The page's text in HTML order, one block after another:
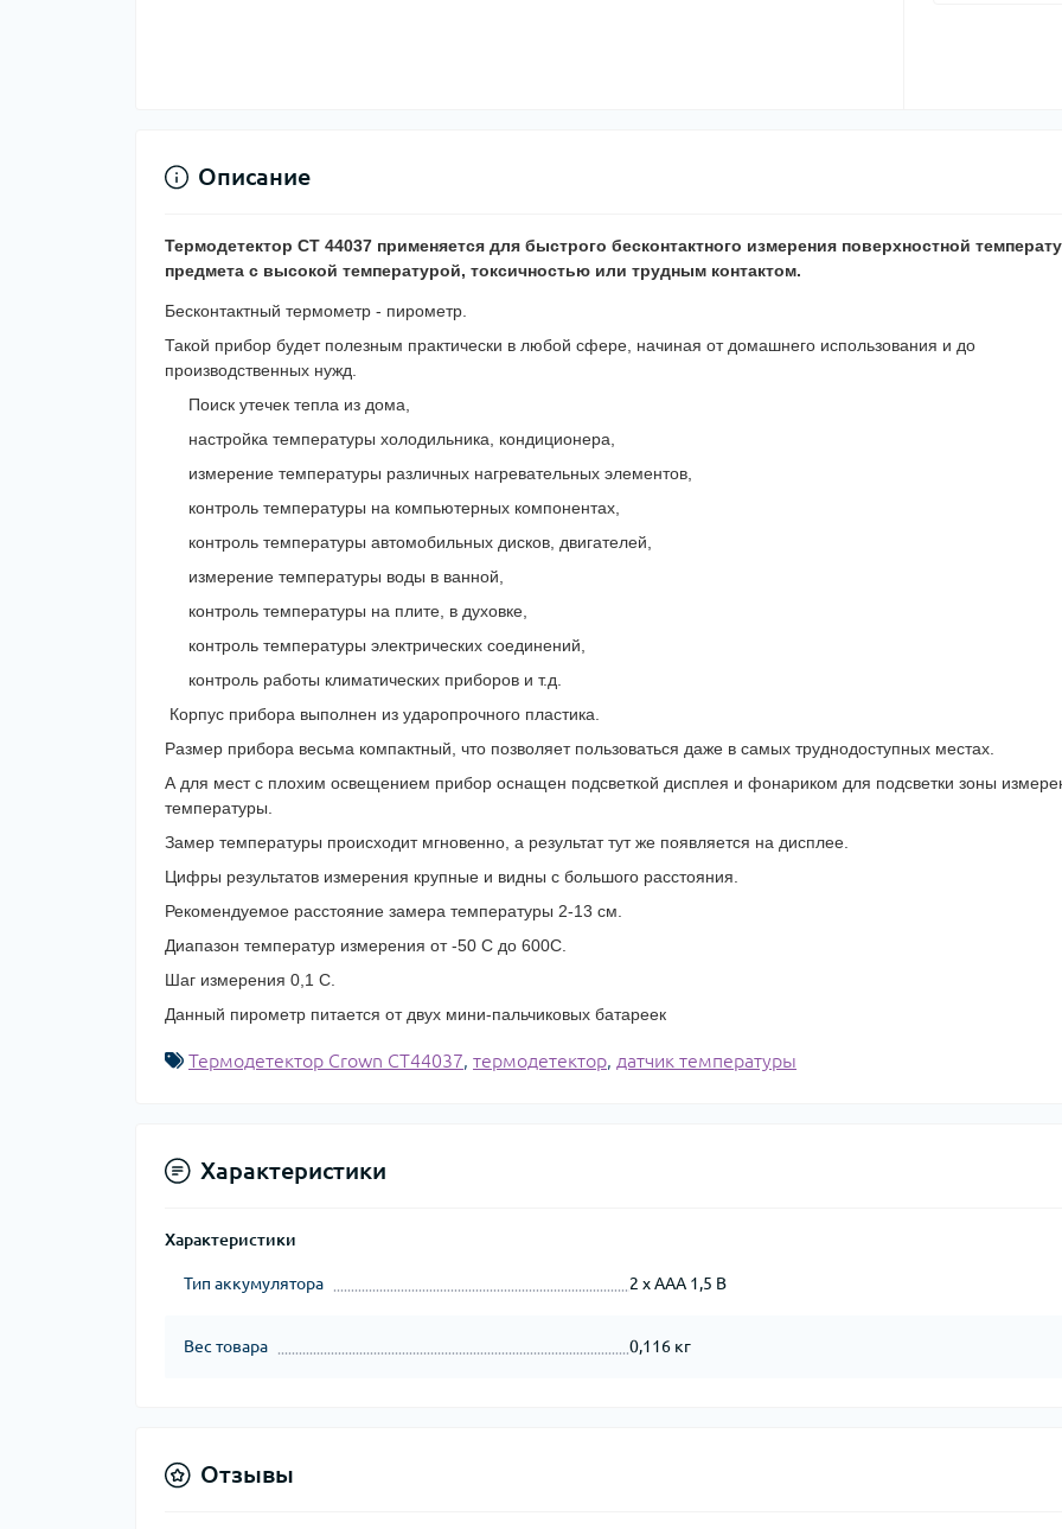
Описание
Термодетектор CT 44037 применяется для быстрого бесконтактного измерения поверхностной
предмета с высокой температурой, токсичностью или трудным контактом.
Бесконтактный термометр - пирометр.
Такой прибор будет полезным практически в любой сфере, начиная от домашнего использования и до
производственных нужд.
Поиск утечек тепла из дома,
настройка температуры холодильника, кондиционера,
измерение температуры различных нагревательных элементов,
контроль температуры на компьютерных компонентах,
контроль температуры автомобильных дисков, двигателей,
измерение температуры воды в ванной,
контроль температуры на плите, в духовке,
контроль температуры электрических соединений,
контроль работы климатических приборов и т.д.
Корпус прибора выполнен из ударопрочного пластика.
Размер прибора весьма компактный, что позволяет пользоваться даже в самых труднодоступных местах.
А для мест с плохим освещением прибор оснащен подсветкой дисплея и фонариком для подсветки зоны
температуры.
Замер температуры происходит мгновенно, а результат тут же появляется на дисплее.
Цифры результатов измерения крупные и видны с большого расстояния.
Рекомендуемое расстояние замера температуры 2-13 см.
Диапазон температур измерения от -50 C до 600C.
Шаг измерения 0,1 C.
Данный пирометр питается от двух мини-пальчиковых батареек
Термодетектор Crown CT44037, термодетектор, датчик температуры
Характеристики
Характеристики
Тип аккумулятора 2 x ААА 1,5 В
Вес товара 0,116 кг
Отзывы